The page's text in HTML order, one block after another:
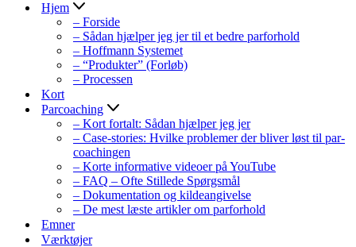
Hjem
– Forside
– Sådan hjælper jeg jer til et bedre parforhold
– Hoffmann Systemet
– “Produkter” (Forløb)
– Processen
Kort
Parcoaching
– Kort fortalt: Sådan hjælper jeg jer
– Case-stories: Hvilke problemer der bliver løst til par-
coachingen
– Korte informative videoer på YouTube
– FAQ – Ofte Stillede Spørgsmål
– Dokumentation og kildeangivelse
– De mest læste artikler om parforhold
Emner
Værktøjer